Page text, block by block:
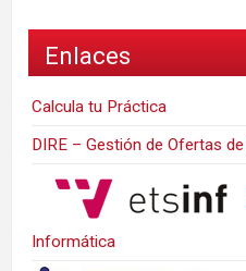
Enlaces
Calcula tu Práctica
DIRE – Gestión de Ofertas
Informática